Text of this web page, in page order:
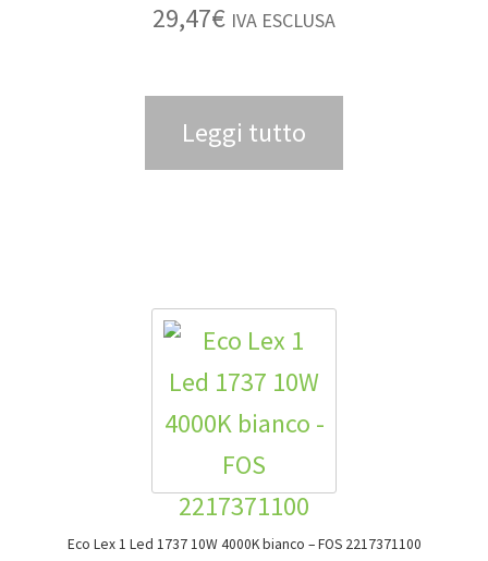
29,47€ IVA ESCLUSA
Leggi tutto
Eco Lex 1 Led 1737 10W 4000K bianco – FOS 2217371100